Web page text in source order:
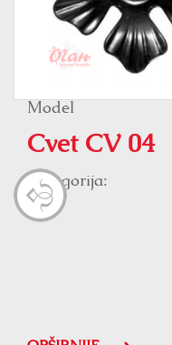
Model
Cvet CV 04
Kategorija:
Cvet